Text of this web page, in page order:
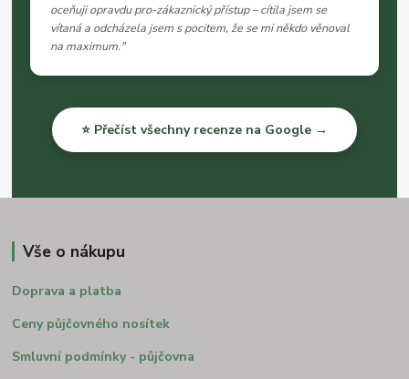
oceňuji opravdu pro-zákaznický přístup – cítila jsem se
vítaná a odcházela jsem s pocitem, že se mi někdo věnoval
na maximum."
⭐ Přečíst všechny recenze na Google →
Vše o nákupu
Doprava a platba
Ceny půjčovného nosítek
Smluvní podmínky - půjčovna